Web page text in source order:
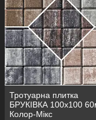
Тротуарна плитка
БРУКІВКА 100х100
Колор-Мікс